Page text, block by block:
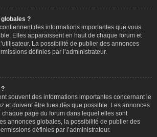
?
des informations importantes que vous
Elles apparaissent en haut de chaque forum et
La possibilité de publier des annonces
définies par l’administrateur.
souvent des informations importantes concernant le
et doivent être lues dès que possible. Les annonces
page du forum dans lequel elles sont
annonces globales, la possibilité de publier des
définies par l’administrateur.